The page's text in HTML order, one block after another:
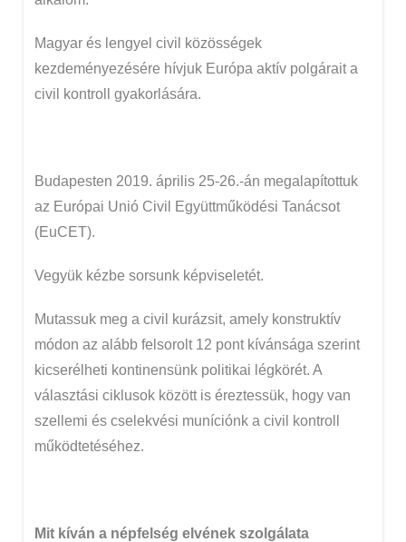
Magyar és lengyel civil közösségek
kezdeményezésére hívjuk Európa aktív polgárait a
civil kontroll gyakorlására.
Budapesten 2019. április 25-26.-án megalapítottuk
az Európai Unió Civil Együttműködési Tanácsot
(EuCET).
Vegyük kézbe sorsunk képviseletét.
Mutassuk meg a civil kurázsit, amely konstruktív
módon az alább felsorolt 12 pont kívánsága szerint
kicserélheti kontinensünk politikai légkörét. A
választási ciklusok között is éreztessük, hogy van
szellemi és cselekvési muníciónk a civil kontroll
működtetéséhez.
Mit kíván a népfelség elvének szolgálata